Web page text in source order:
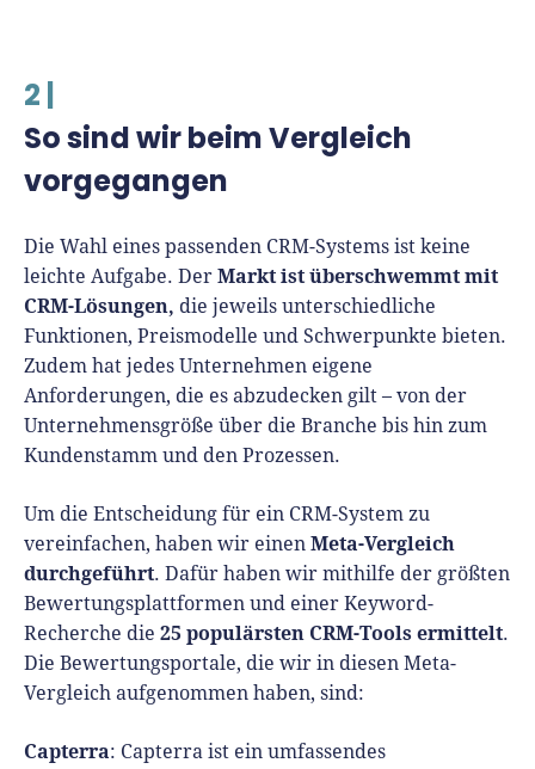
2 |
So sind wir beim Vergleich
vorgegangen
Die Wahl eines passenden CRM-Systems ist keine
leichte Aufgabe. Der Markt ist überschwemmt mit
CRM-Lösungen, die jeweils unterschiedliche
Funktionen, Preismodelle und Schwerpunkte bieten.
Zudem hat jedes Unternehmen eigene
Anforderungen, die es abzudecken gilt – von der
Unternehmensgröße über die Branche bis hin zum
Kundenstamm und den Prozessen.
Um die Entscheidung für ein CRM-System zu
vereinfachen, haben wir einen Meta-Vergleich
durchgeführt. Dafür haben wir mithilfe der größten
Bewertungsplattformen und einer Keyword-
Recherche die 25 populärsten CRM-Tools ermittelt.
Die Bewertungsportale, die wir in diesen Meta-
Vergleich aufgenommen haben, sind:
Capterra: Capterra ist ein umfassendes